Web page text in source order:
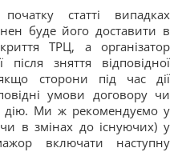
статті випадках
буде його доставити в
ТРЦ, а організатор
зняття відповідної
сторони під час дії
умови договору чи
дію. Ми ж рекомендуємо у
в змінах до існуючих) у
включати наступну